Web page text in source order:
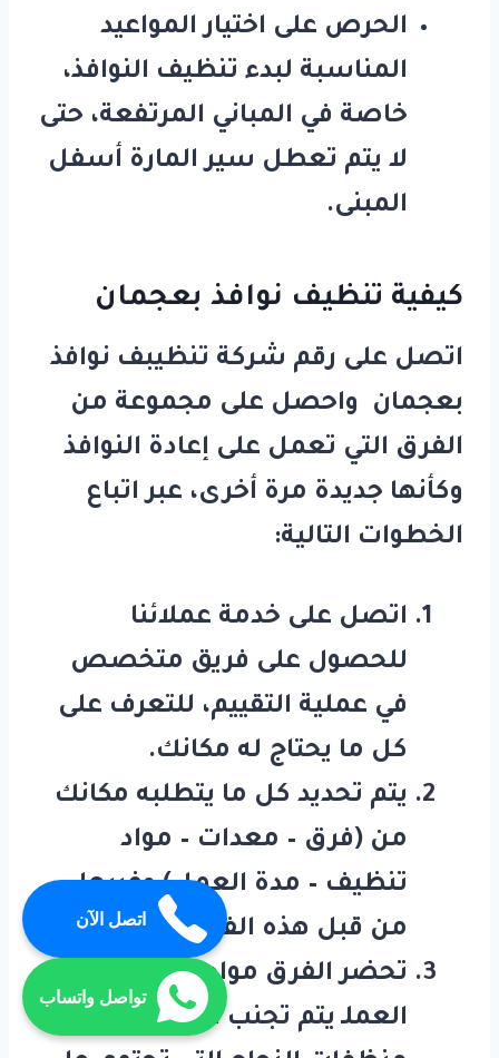
الحرص على اختيار المواعيد
المناسبة لبدء تنظيف النوافذ،
خاصة في المباني المرتفعة، حتى
لا يتم تعطل سير المارة أسفل
المبنى.
كيفية تنظيف نوافذ بعجمان
اتصل على رقم شركة تنظيبف نوافذ
بعجمان
واحصل على مجموعة من
الفرق التي تعمل على إعادة النوافذ
وكأنها جديدة مرة أخرى، عبر اتباع
الخطوات التالية:
اتصل على خدمة عملائنا
للحصول على فريق متخصص
في عملية التقييم، للتعرف على
كل ما يحتاج له مكانك.
يتم تحديد كل ما يتطلبه مكانك
من (فرق – معدات – مواد
تنظيف – مدة العمل) وغيرها
من قبل هذه الفرق .
تحضر الفرق مواد التنظيف لبدء
العملـ يتم تجنب استخدام
اتصل الآن
تواصل واتساب